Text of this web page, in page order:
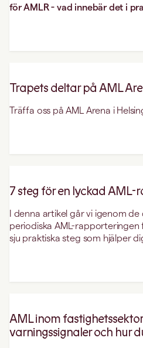
för AMLR - vad innebär det i
Trapets deltar på AML
Träffa oss på AML Arena i
7 steg för en lyckad AML-
I denna artikel går vi igenom
periodiska AML-
sju praktiska steg som hjälper
AML inom
varningssignaler och hur